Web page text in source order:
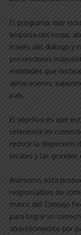
El programa, que
limpieza del hogar,
través del diálogo y
proveedores
entidades que
almaceneros,
país.
El objetivo es que
referencia en
reducir la dispersión
locales y las grandes
Asimismo, esta
responsables de
marco del Consejo
para lograr un
abastecimiento por